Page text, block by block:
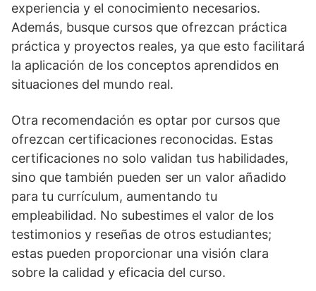
experiencia y el conocimiento necesarios.
Además, busque cursos que ofrezcan práctica
práctica y proyectos reales, ya que esto facilitará
la aplicación de los conceptos aprendidos en
situaciones del mundo real.
Otra recomendación es optar por cursos que
ofrezcan certificaciones reconocidas. Estas
certificaciones no solo validan tus habilidades,
sino que también pueden ser un valor añadido
para tu currículum, aumentando tu
empleabilidad. No subestimes el valor de los
testimonios y reseñas de otros estudiantes;
estas pueden proporcionar una visión clara
sobre la calidad y eficacia del curso.